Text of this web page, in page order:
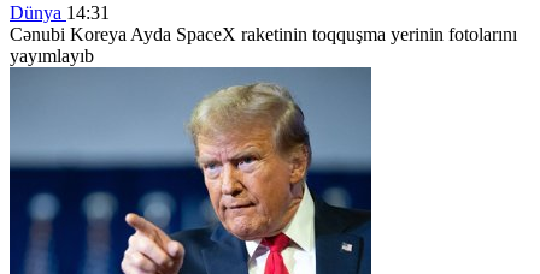
Dünya 14:31
Cənubi Koreya Ayda SpaceX raketinin toqquşma yerinin fotolarını
yayımlayıb